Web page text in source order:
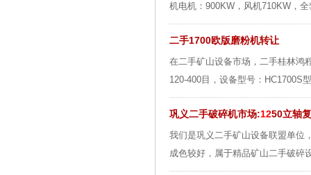
机电机：900KW，风机710KW，
二手1700欧版磨粉机转让
在二手矿山设备市场，二手桂林鸿
120-400目，设备型号：HC1700S
巩义二手破碎机市场:1250立轴
我们是巩义二手矿山设备联盟单位
成色较好，属于精品矿山二手破碎